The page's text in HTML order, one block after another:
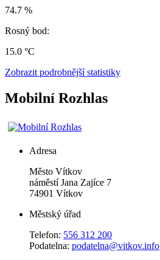
74.7 %
Rosný bod:
15.0 °C
Zobrazit podrobnější statistiky
Mobilní Rozhlas
Adresa
Město Vítkov
náměstí Jana Zajíce 7
74901 Vítkov
Městský úřad
Telefon: 556 312 200
Podatelna: podatelna@vitkov.info